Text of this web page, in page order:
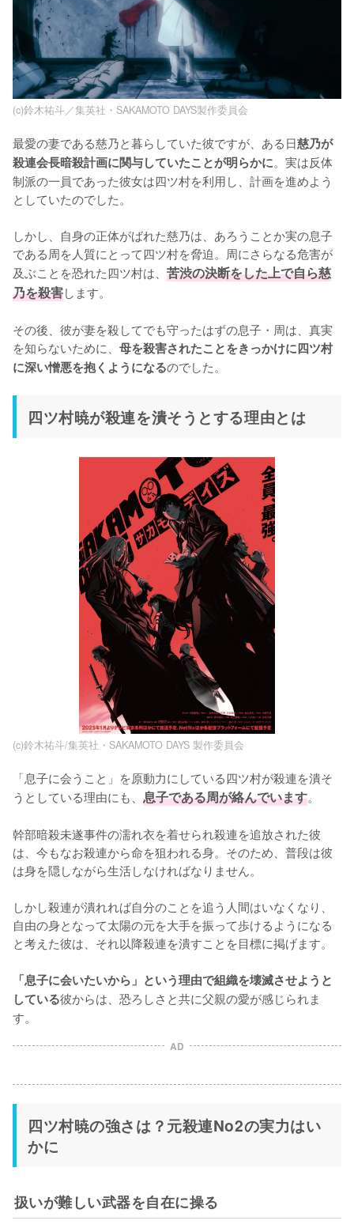
(c)鈴木祐斗／集英社・SAKAMOTO DAYS製作委員会
最愛の妻である慈乃と暮らしていた彼ですが、ある日慈乃が
殺連会長暗殺計画に関与していたことが明らかに。実は反体
制派の一員であった彼女は四ツ村を利用し、計画を進めよう
としていたのでした。
しかし、自身の正体がばれた慈乃は、あろうことか実の息子
である周を人質にとって四ツ村を脅迫。周にさらなる危害が
及ぶことを恐れた四ツ村は、 苦渋の決断をした上で自ら慈
乃を殺害します。
その後、彼が妻を殺してでも守ったはずの息子・周は、真実
を知らないために、 母を殺害されたことをきっかけに四ツ村
に深い憎悪を抱くようになるのでした。
四ツ村暁が殺連を潰そうとする理由とは
(c)鈴木祐斗/集英社・SAKAMOTO DAYS 製作委員会
「息子に会うこと」を原動力にしている四ツ村が殺連を潰そ
うとしている理由にも、 息子である周が絡んでいます。
幹部暗殺未遂事件の濡れ衣を着せられ殺連を追放された彼
は、今もなお殺連から命を狙われる身。そのため、普段は彼
は身を隠しながら生活しなければなりません。
しかし殺連が潰れれば自分のことを追う人間はいなくなり、
自由の身となって太陽の元を大手を振って歩けるようになる
と考えた彼は、それ以降殺連を潰すことを目標に掲げます。
「息子に会いたいから」という理由で組織を壊滅させようと
している彼からは、恐ろしさと共に父親の愛が感じられま
す。
AD
四ツ村暁の強さは？元殺連No2の実力はい
かに
扱いが難しい武器を自在に操る